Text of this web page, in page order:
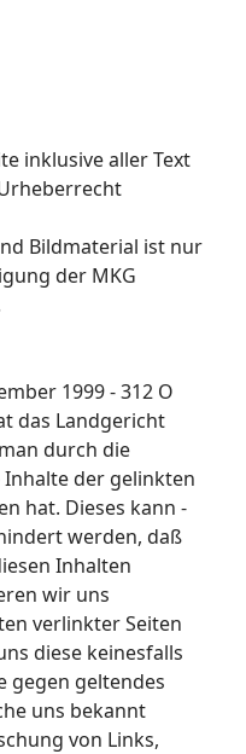
inklusive aller Text
Bildmaterial ist nur
der MKG
1999 - 312 O
das Landgericht
durch die
der gelinkten
hat. Dieses kann -
werden, daß
Inhalten
wir uns
verlinkter Seiten
diese keinesfalls
gegen geltendes
uns bekannt
von Links,